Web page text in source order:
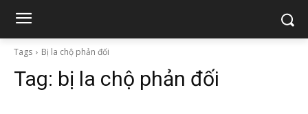
Tags Bị la chộ phản đối
Tag: bị la chộ phản đối